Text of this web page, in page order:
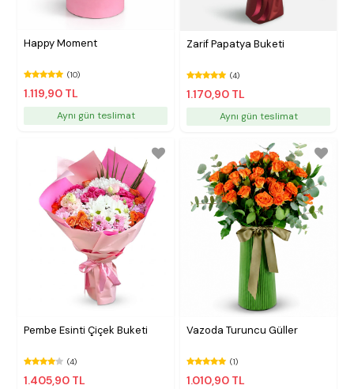
Happy Moment
(10)
1.119,90 TL
Aynı gün teslimat
Zarif Papatya Buketi
(4)
1.170,90 TL
Aynı gün teslimat
Pembe Esinti Çiçek Buketi
(4)
1.405,90 TL
Vazoda Turuncu Güller
(1)
1.010,90 TL